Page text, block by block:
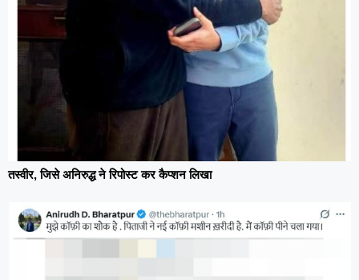
तस्वीर, जिसे अनिरुद्ध ने रिपोस्ट कर कैप्शन लिखा